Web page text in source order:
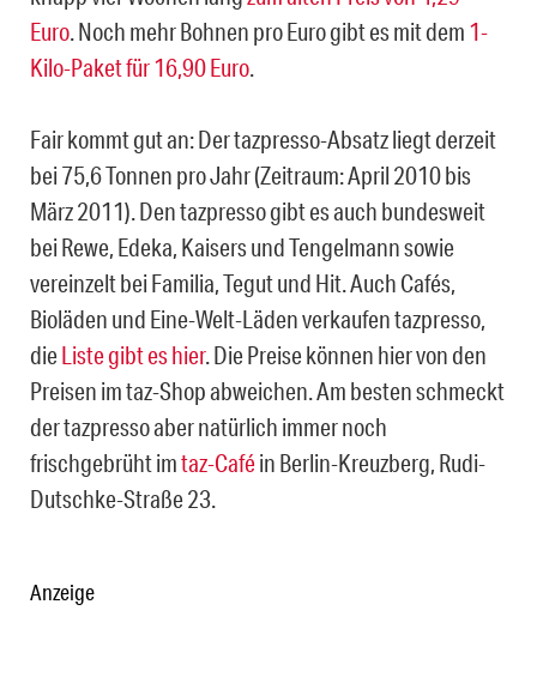
Euro. Noch mehr Bohnen pro Euro gibt es mit dem 1-
Kilo-Paket für 16,90 Euro.
Fair kommt gut an: Der tazpresso-Absatz liegt derzeit
bei 75,6 Tonnen pro Jahr (Zeitraum: April 2010 bis
März 2011). Den tazpresso gibt es auch bundesweit
bei Rewe, Edeka, Kaisers und Tengelmann sowie
vereinzelt bei Familia, Tegut und Hit. Auch Cafés,
Bioläden und Eine-Welt-Läden verkaufen tazpresso,
dieListe gibt es hier. Die Preise können hier von den
Preisen im taz-Shop abweichen. Am besten schmeckt
der tazpresso aber natürlich immer noch
frischgebrüht imtaz-Caféin Berlin-Kreuzberg, Rudi-
Dutschke-Straße 23.
Anzeige